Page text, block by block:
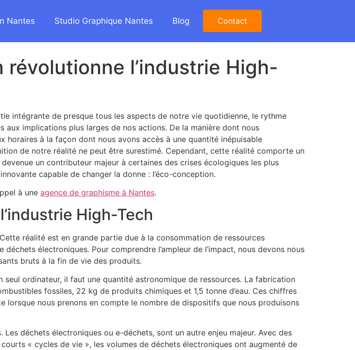
Nantes Studio Graphique Nantes Blog Contact
l’industrie High-
intégrante de presque tous les aspects de notre vie quotidienne, le rythme
implications plus larges de nos actions. De la manière dont nous
à la façon dont nous avons accès à une quantité inépuisable
de notre réalité ne peut être surestimé. Cependant, cette réalité comporte un
un contributeur majeur à certaines des crises écologiques les plus
capable de changer la donne : l’éco-conception.
à une agence de graphisme à Nantes.
High-Tech
réalité est en grande partie due à la consommation de ressources
électroniques. Pour comprendre l’ampleur de l’impact, nous devons nous
bruts à la fin de vie des produits.
ordinateur, il faut une quantité astronomique de ressources. La fabrication
fossiles, 22 kg de produits chimiques et 1,5 tonne d’eau. Ces chiffres
nous prenons en compte le nombre de dispositifs que nous produisons
déchets électroniques ou e-déchets, sont un autre enjeu majeur. Avec des
« cycles de vie », les volumes de déchets électroniques ont augmenté de